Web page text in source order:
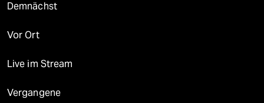
Demnächst
Vor Ort
Live im Stream
Vergangene